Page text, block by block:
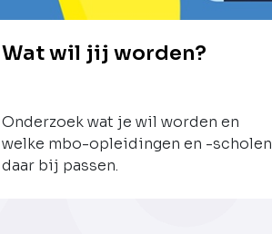
Wat wil jij worden?
Onderzoek wat je wil worden en
welke mbo-opleidingen en -scholen
daar bij passen.